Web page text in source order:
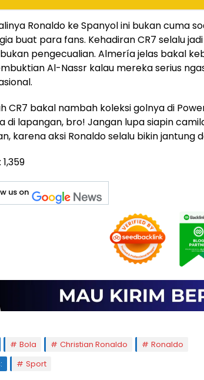
Ronaldo ke Spanyol ini bukan cuma
buat para fans. Kehadiran CR7 selalu
pengecualian. Almería jelas bakal
Al-Nassr kalau mereka serius
CR7 bakal nambah koleksi golnya di
di lapangan, bro! Jangan lupa siapin
karena aksi Ronaldo selalu bikin jantung
1,359
us on
Bola Christian Ronaldo
Ronaldo
Sport